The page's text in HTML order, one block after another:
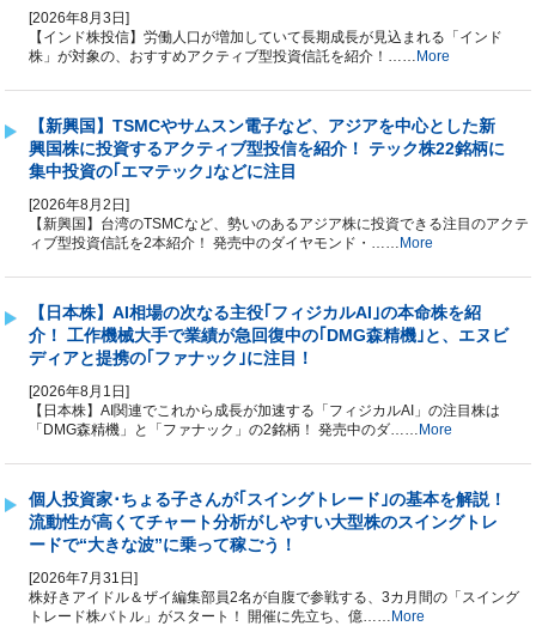
[2026年8月3日]
【インド株投信】労働人口が増加していて長期成長が見込まれる「インド
株」が対象の、おすすめアクティブ型投資信託を紹介！…… More
【新興国】TSMCやサムスン電子など、アジアを中心とした新
興国株に投資するアクティブ型投信を紹介！ テック株22銘柄に
集中投資の｢エマテック｣などに注目
[2026年8月2日]
【新興国】台湾のTSMCなど、勢いのあるアジア株に投資できる注目のアクテ
ィブ型投資信託を2本紹介！ 発売中のダイヤモンド・…… More
【日本株】AI相場の次なる主役｢フィジカルAI｣の本命株を紹
介！ 工作機械大手で業績が急回復中の｢DMG森精機｣と、エヌビ
ディアと提携の｢ファナック｣に注目！
[2026年8月1日]
【日本株】AI関連でこれから成長が加速する「フィジカルAI」の注目株は
「DMG森精機」と「ファナック」の2銘柄！ 発売中のダ…… More
個人投資家･ちょる子さんが｢スイングトレード｣の基本を解説！
流動性が高くてチャート分析がしやすい大型株のスイングトレ
ードで“大きな波”に乗って稼ごう！
[2026年7月31日]
株好きアイドル＆ザイ編集部員2名が自腹で参戦する、3カ月間の「スイング
トレード株バトル」がスタート！ 開催に先立ち、億…… More